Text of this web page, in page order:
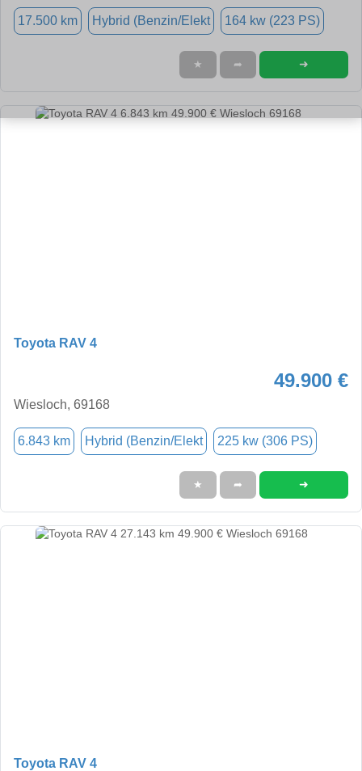
17.500 km Hybrid (Benzin/Elekt 164 kw (223 PS)
★ ➦ ➜
Toyota RAV 4
49.900 €
Wiesloch, 69168
6.843 km Hybrid (Benzin/Elekt 225 kw (306 PS)
★ ➦ ➜
Toyota RAV 4